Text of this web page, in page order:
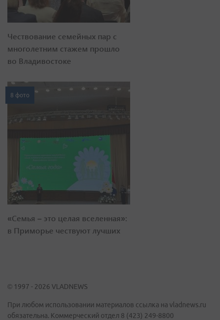
Чествование семейных пар с
многолетним стажем прошло
во Владивостоке
8 фото
«Семья – это целая вселенная»:
в Приморье чествуют лучших
© 1997 - 2026 VLADNEWS
При любом использовании материалов ссылка на vladnews.ru
обязательна. Коммерческий отдел 8 (423) 249-8800